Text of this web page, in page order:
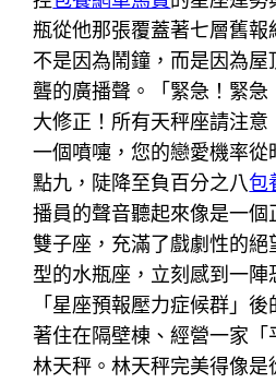
瓶從他那張覆蓋著七層舊報
不是因為鬧鐘，而是因為
聾的廣播聲。「緊急！緊急
大修正！所有天秤座請注意
一個噴嚏，您的戀愛機率
點九，陡降至負百分之八包
播員的聲音聽起來像是一個
雙子座，充滿了戲劇性的
型的水瓶座，立刻感到一陣
「星座預報壓力症候群」
著住在隔壁棟、經營一家
林天秤。林天秤完美得像是